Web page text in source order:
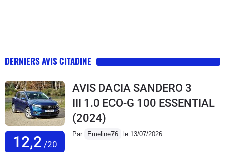
DERNIERS AVIS CITADINE
12,2 /20
AVIS DACIA SANDERO 3
III 1.0 ECO-G 100 ESSENTIAL
(2024)
Par Emeline76 le 13/07/2026